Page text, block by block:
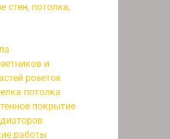
стен, потолка,
и
розеток
потолка
покрытие
работы